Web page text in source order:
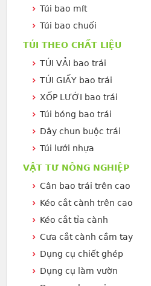
Túi bao mít
Túi bao chuối
TÚI THEO CHẤT LIỆU
TÚI VẢI bao trái
TÚI GIẤY bao trái
XỐP LƯỚI bao trái
Túi bóng bao trái
Dây chun buộc trái
Túi lưới nhựa
VẬT TƯ NÔNG NGHIỆP
Cân bao trái trên cao
Kéo cắt cành trên cao
Kéo cắt tỉa cành
Cưa cắt cành cầm tay
Dụng cụ chiết ghép
Dụng cụ làm vườn